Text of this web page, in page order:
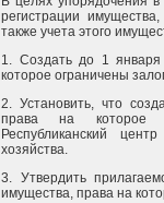
регистрации
также учета этого
1. Создать до 1 января
которое ограничены
2. Установить, что
права на которое
Республиканский
хозяйства.
3. Утвердить
имущества, права на